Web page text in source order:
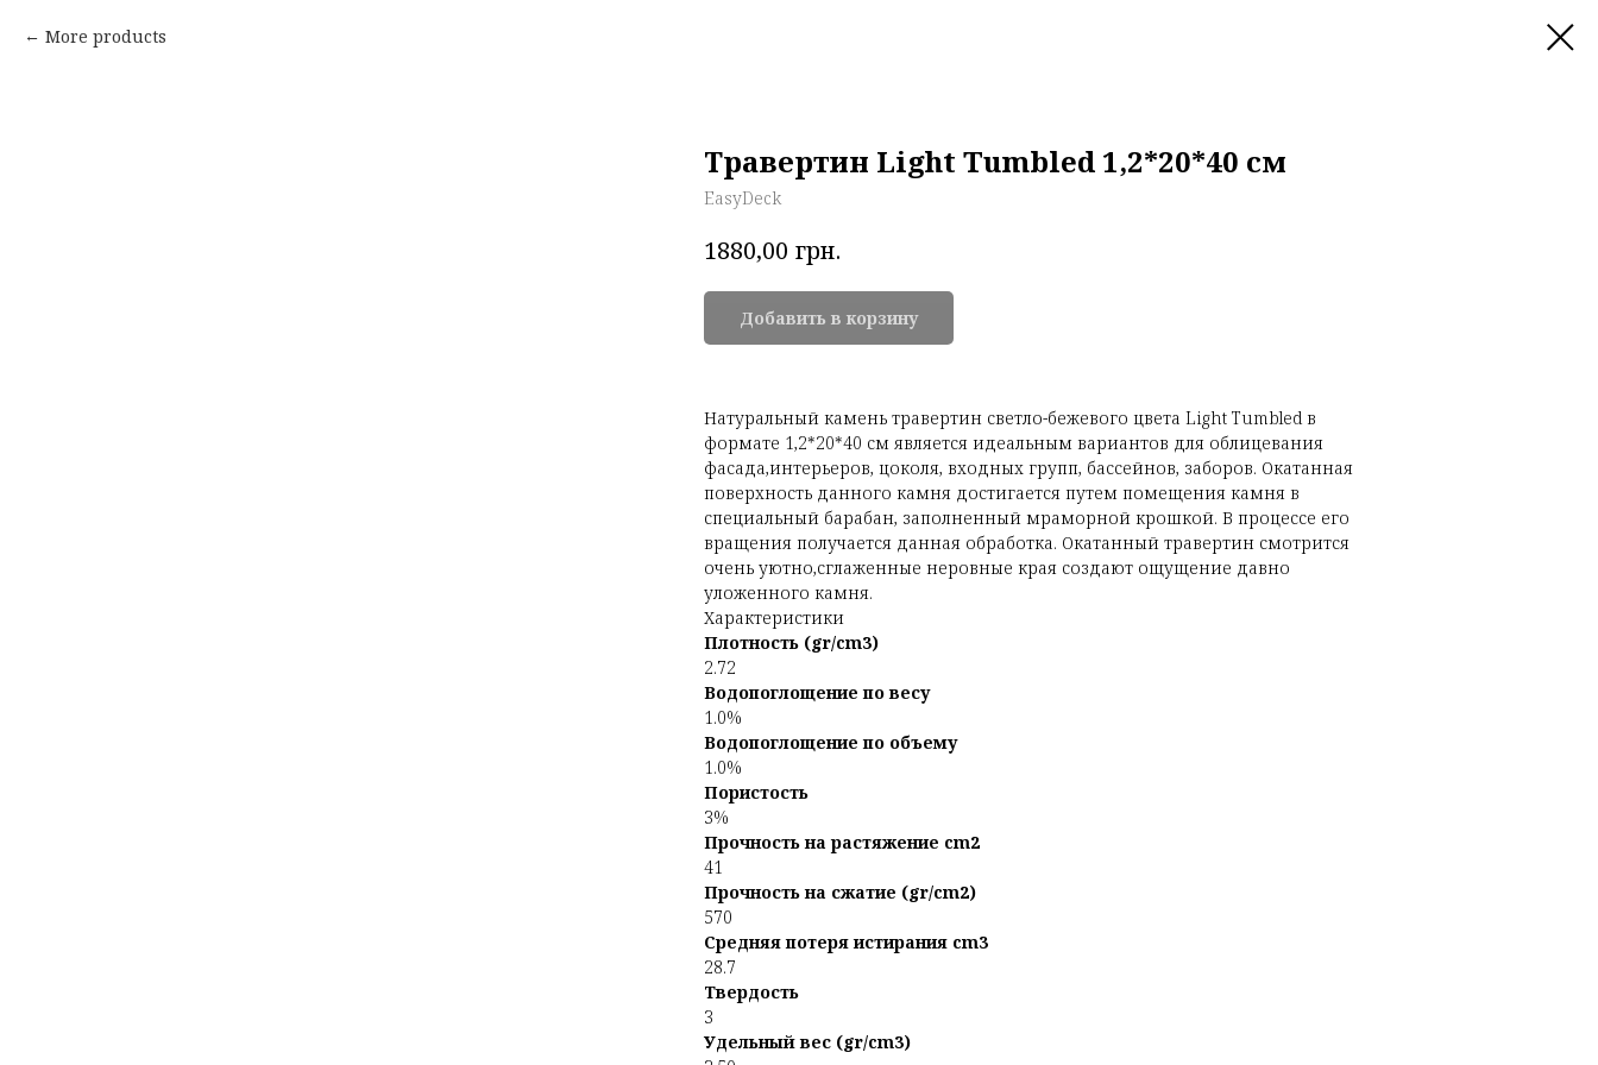
More products
Травертин Light Tumbled 1,2*20*40 см
EasyDeck
1880,00 грн.
Добавить в корзину
Натуральный камень травертин светло-бежевого цвета Light Tumbled в
формате 1,2*20*40 см является идеальным вариантов для облицевания
фасада,интерьеров, цоколя, входных групп, бассейнов, заборов. Окатанная
поверхность данного камня достигается путем помещения камня в
специальный барабан, заполненный мраморной крошкой. В процессе его
вращения получается данная обработка. Окатанный травертин смотрится
очень уютно,сглаженные неровные края создают ощущение давно
уложенного камня.
Характеристики
Плотность (gr/cm3)
2.72
Водопоглощение по весу
1.0%
Водопоглощение по объему
1.0%
Пористость
3%
Прочность на растяжение cm2
41
Прочность на сжатие (gr/cm2)
570
Средняя потеря истирания cm3
28.7
Твердость
3
Удельный вес (gr/cm3)